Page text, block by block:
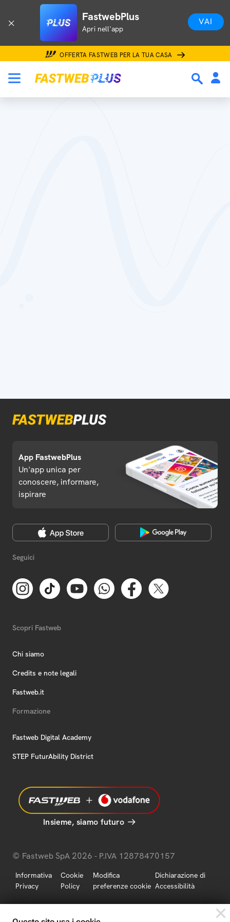
FastwebPlus
Apri nell'app
VAI
OFFERTA FASTWEB PER LA TUA CASA
App FastwebPlus
Un'app unica per
conoscere, informare,
ispirare
Seguici
Scopri Fastweb
Chi siamo
Credits e note legali
Fastweb.it
Formazione
Fastweb Digital Academy
STEP FuturAbility District
Insieme, siamo futuro
© Fastweb SpA 2026 - P.IVA 12878470157
Informativa
Privacy
Cookie
Policy
Modifica
preferenze cookie
Dichiarazione di
Accessibilità